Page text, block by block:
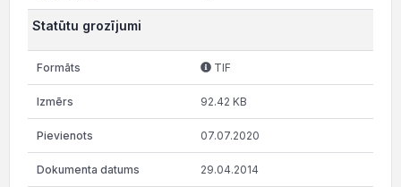
Statūtu grozījumi
TIF
92.42 KB
07.07.2020
29.04.2014